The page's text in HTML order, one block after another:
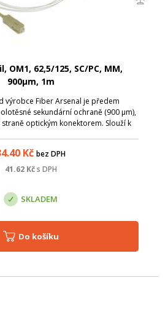
62,5/125, SC/PC, MM,
900µm, 1m
výrobce Fiber Arsenal je předem
sekundární ochraně (900 µm),
optickým konektorem. Slouží k
Kč bez DPH
41.62Kč s DPH
SKLADEM
Do košíku